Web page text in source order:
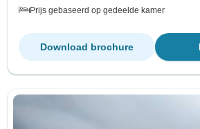
Prijs gebaseerd op gedeelde kamer
Download brochure